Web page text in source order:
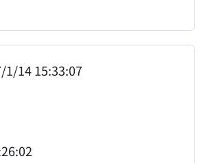
1/14 15:33:07